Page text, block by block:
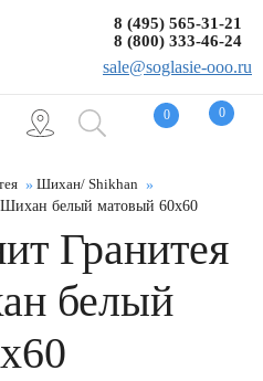
0 0
8 (495) 565-31-21
8 (800) 333-46-24
sale@soglasie-ooo.ru
Шихан/ Shikhan
Шихан белый матовый 60x60
Гранитея
белый